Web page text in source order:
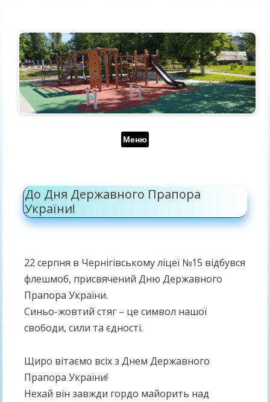
Меню
До Дня Державного Прапора
України!
22 серпня в Чернігівському ліцеї №15 відбувся
флешмоб, присвячений Дню Державного
Прапора України.
Синьо-жовтий стяг – це символ нашої
свободи, сили та єдності.
Щиро вітаємо всіх з Днем Державного
Прапора України!
Нехай він завжди гордо майорить над